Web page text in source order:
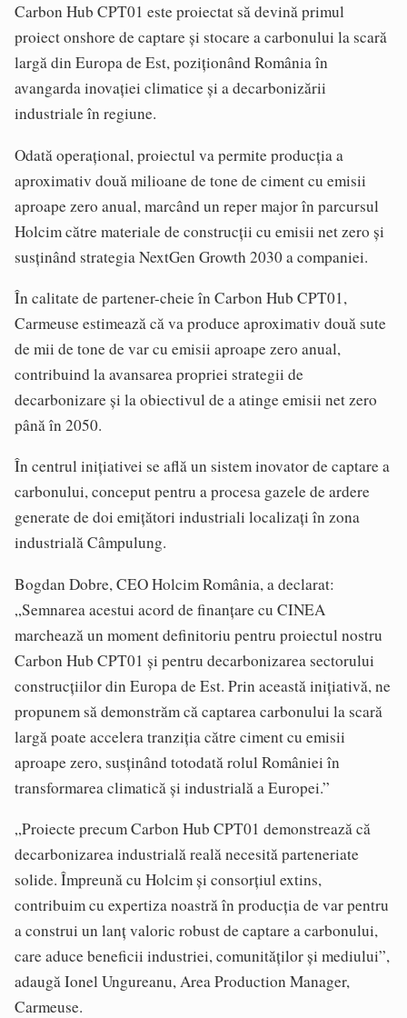
Carbon Hub CPT01 este proiectat să devină primul
proiect onshore de captare și stocare a carbonului la scară
largă din Europa de Est, poziționând România în
avangarda inovației climatice și a decarbonizării
industriale în regiune.
Odată operațional, proiectul va permite producția a
aproximativ două milioane de tone de ciment cu emisii
aproape zero anual, marcând un reper major în parcursul
Holcim către materiale de construcții cu emisii net zero și
susținând strategia NextGen Growth 2030 a companiei.
În calitate de partener-cheie în Carbon Hub CPT01,
Carmeuse estimează că va produce aproximativ două sute
de mii de tone de var cu emisii aproape zero anual,
contribuind la avansarea propriei strategii de
decarbonizare și la obiectivul de a atinge emisii net zero
până în 2050.
În centrul inițiativei se află un sistem inovator de captare a
carbonului, conceput pentru a procesa gazele de ardere
generate de doi emițători industriali localizați în zona
industrială Câmpulung.
Bogdan Dobre, CEO Holcim România, a declarat:
„Semnarea acestui acord de finanțare cu CINEA
marchează un moment definitoriu pentru proiectul nostru
Carbon Hub CPT01 și pentru decarbonizarea sectorului
construcțiilor din Europa de Est. Prin această inițiativă, ne
propunem să demonstrăm că captarea carbonului la scară
largă poate accelera tranziția către ciment cu emisii
aproape zero, susținând totodată rolul României în
transformarea climatică și industrială a Europei.”
„Proiecte precum Carbon Hub CPT01 demonstrează că
decarbonizarea industrială reală necesită parteneriate
solide. Împreună cu Holcim și consorțiul extins,
contribuim cu expertiza noastră în producția de var pentru
a construi un lanț valoric robust de captare a carbonului,
care aduce beneficii industriei, comunităților și mediului”,
adaugă Ionel Ungureanu, Area Production Manager,
Carmeuse.